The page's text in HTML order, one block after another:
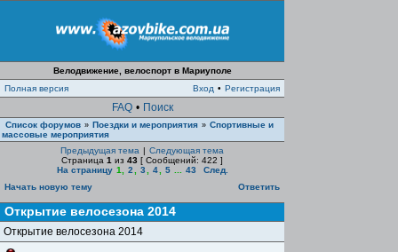
Велодвижение, велоспорт в Мариуполе
Полная версия
Вход • Регистрация
FAQ • Поиск
Список форумов » Поездки и мероприятия » Спортивные и
массовые мероприятия
Предыдущая тема | Следующая тема
Страница 1 из 43 [ Сообщений: 422 ]
На страницу 1 2 3 4 5 43
След.
Начать новую тему
Ответить
Открытие велосезона 2014
Открытие велосезона 2014